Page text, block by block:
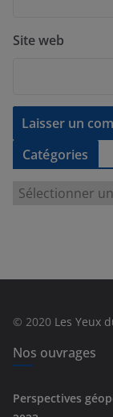
Site web
Catégories
e
s
© 2020 Les Yeux
Nos ouvrages
Perspectives